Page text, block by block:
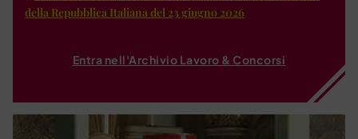
della Repubblica Italiana del 23 giugno 2026
Entra nell'Archivio Lavoro & Concorsi